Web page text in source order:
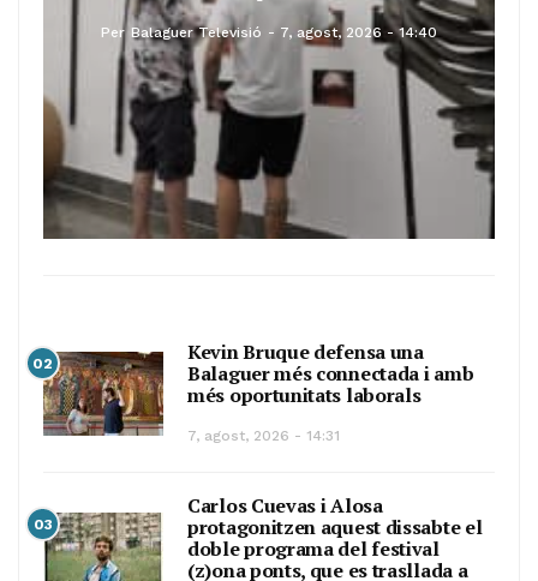
Per Balaguer Televisió 7, agost, 2026 - 14:40
02
Kevin Bruque defensa una
Balaguer més connectada i amb
més oportunitats laborals
7, agost, 2026 - 14:31
03
Carlos Cuevas i Alosa
protagonitzen aquest dissabte el
doble programa del festival
(z)ona ponts, que es trasllada a